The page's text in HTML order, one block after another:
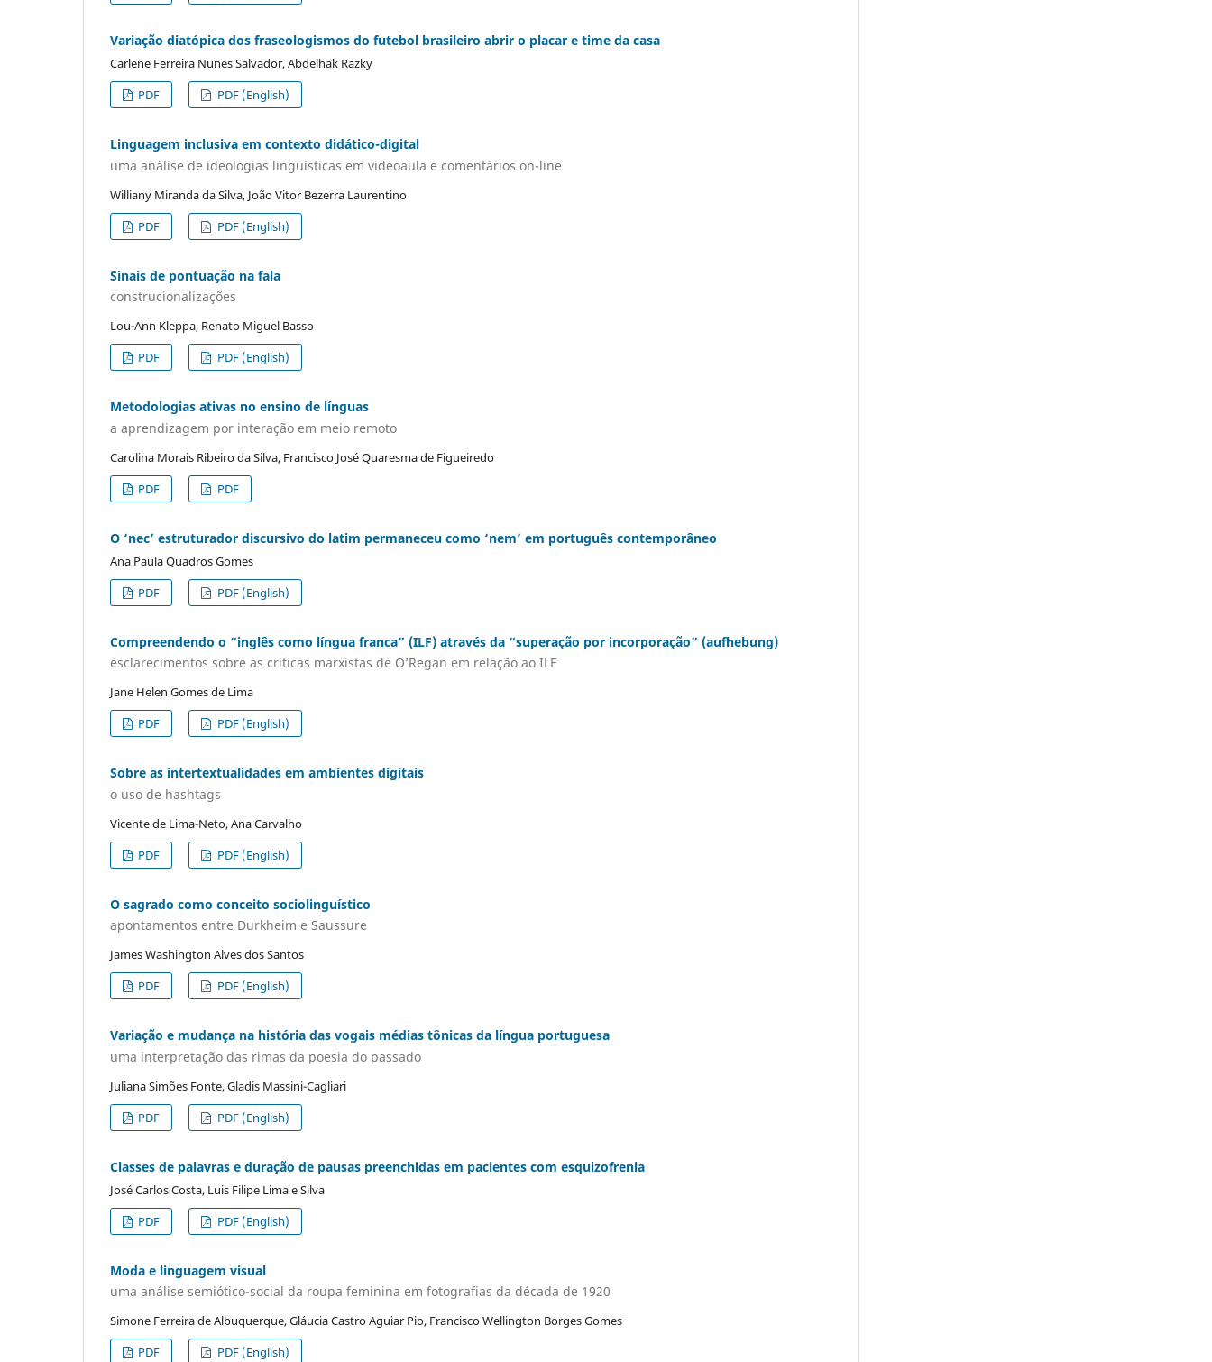
Variação diatópica dos fraseologismos do futebol brasileiro abrir o placar e time da casa
Carlene Ferreira Nunes Salvador, Abdelhak Razky
PDF
PDF (English)
Linguagem inclusiva em contexto didático-digital
uma análise de ideologias linguísticas em videoaula e comentários on-line
Williany Miranda da Silva, João Vitor Bezerra Laurentino
PDF
PDF (English)
Sinais de pontuação na fala
construcionalizações
Lou-Ann Kleppa, Renato Miguel Basso
PDF
PDF (English)
Metodologias ativas no ensino de línguas
a aprendizagem por interação em meio remoto
Carolina Morais Ribeiro da Silva, Francisco José Quaresma de Figueiredo
PDF
PDF
O ‘nec’ estruturador discursivo do latim permaneceu como ‘nem’ em português contemporâneo
Ana Paula Quadros Gomes
PDF
PDF (English)
Compreendendo o “inglês como língua franca” (ILF) através da “superação por incorporação” (aufhebung)
esclarecimentos sobre as críticas marxistas de O’Regan em relação ao ILF
Jane Helen Gomes de Lima
PDF
PDF (English)
Sobre as intertextualidades em ambientes digitais
o uso de hashtags
Vicente de Lima-Neto, Ana Carvalho
PDF
PDF (English)
O sagrado como conceito sociolinguístico
apontamentos entre Durkheim e Saussure
James Washington Alves dos Santos
PDF
PDF (English)
Variação e mudança na história das vogais médias tônicas da língua portuguesa
uma interpretação das rimas da poesia do passado
Juliana Simões Fonte, Gladis Massini-Cagliari
PDF
PDF (English)
Classes de palavras e duração de pausas preenchidas em pacientes com esquizofrenia
José Carlos Costa, Luis Filipe Lima e Silva
PDF
PDF (English)
Moda e linguagem visual
uma análise semiótico-social da roupa feminina em fotografias da década de 1920
Simone Ferreira de Albuquerque, Gláucia Castro Aguiar Pio, Francisco Wellington Borges Gomes
PDF
PDF (English)